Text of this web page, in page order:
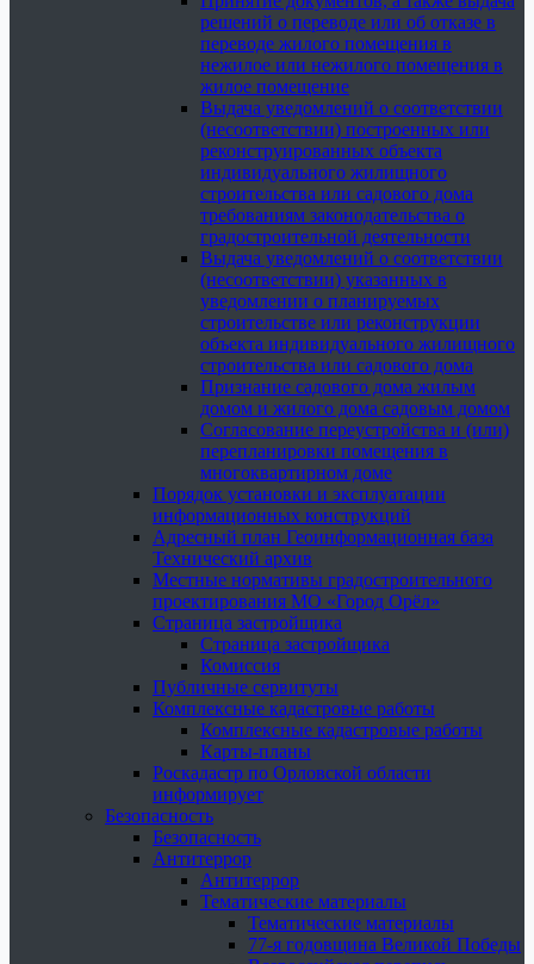
решений о переводе или об отказе в
переводе жилого помещения в
нежилое или нежилого помещения в
жилое помещение
Выдача уведомлений о соответствии
(несоответствии) построенных или
реконструированных объекта
индивидуального жилищного
строительства или садового дома
требованиям законодательства о
градостроительной деятельности
Выдача уведомлений о соответствии
(несоответствии) указанных в
уведомлении о планируемых
строительстве или реконструкции
объекта индивидуального жилищного
строительства или садового дома
Признание садового дома жилым
домом и жилого дома садовым домом
Согласование переустройства и (или)
перепланировки помещения в
многоквартирном доме
Порядок установки и эксплуатации
информационных конструкций
Адресный план Геоинформационная база
Технический архив
Местные нормативы градостроительного
проектирования МО «Город Орёл»
Страница застройщика
Страница застройщика
Комиссия
Публичные сервитуты
Комплексные кадастровые работы
Комплексные кадастровые работы
Карты-планы
Роскадастр по Орловской области
информирует
Безопасность
Безопасность
Антитеррор
Антитеррор
Тематические материалы
Тематические материалы
77-я годовщина Великой Победы